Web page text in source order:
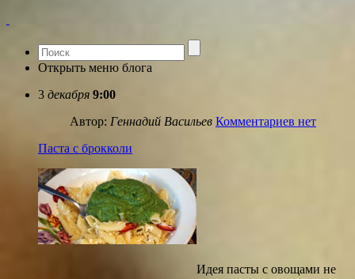
Открыть меню блога
3 декабря 9:00
Автор: Геннадий Васильев Комментариев нет
Паста с брокколи
Идея пасты с овощами не